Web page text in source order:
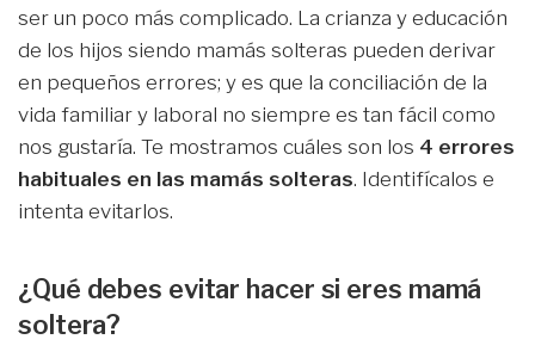
ser un poco más complicado. La crianza y educación
de los hijos siendo mamás solteras pueden derivar
en pequeños errores; y es que la conciliación de la
vida familiar y laboral no siempre es tan fácil como
nos gustaría. Te mostramos cuáles son los 4 errores
habituales en las mamás solteras. Identifícalos e
intenta evitarlos.
¿Qué debes evitar hacer si eres mamá
soltera?